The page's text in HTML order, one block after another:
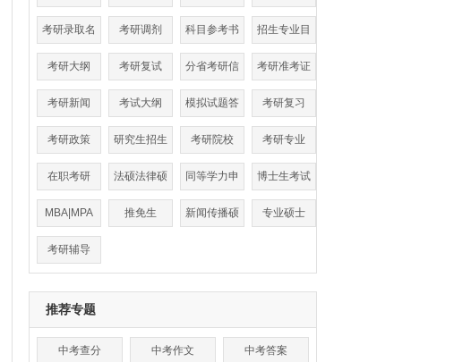
认 场查询 案
考研录取名
单
考研调剂 科目参考书
目
招生专业目
录
考研大纲
考研复试 分省考研信
息
考研准考证
打印
考研新闻
考试大纲 模拟试题答
案
考研复习
考研政策 研究生招生 考研院校 考研专业
在职考研 法硕法律硕
士
同等学力申
硕
博士生考试
MBA|MPA 推免生 新闻传播硕 专业硕士
考研辅导
推荐专题
中考查分 中考作文 中考答案